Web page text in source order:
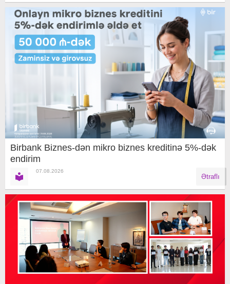
Birbank Biznes-dən mikro biznes kreditinə 5%-dək
endirim
07.08.2026
Ətraflı